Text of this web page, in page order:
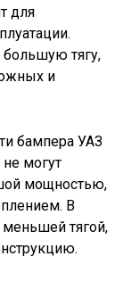
для
тягу,
и
бампера УАЗ
могут
мощностью,
В
тягой,